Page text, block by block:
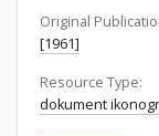
Original
[1961]
Resource Type:
dokument